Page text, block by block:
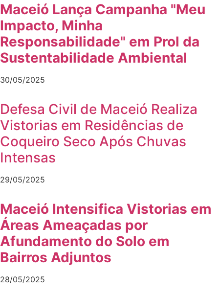
Maceió Lança Campanha "Meu
Impacto, Minha
Responsabilidade" em Prol da
Sustentabilidade Ambiental
30/05/2025
Defesa Civil de Maceió Realiza
Vistorias em Residências de
Coqueiro Seco Após Chuvas
Intensas
29/05/2025
Maceió Intensifica Vistorias em
Áreas Ameaçadas por
Afundamento do Solo em
Bairros Adjuntos
28/05/2025